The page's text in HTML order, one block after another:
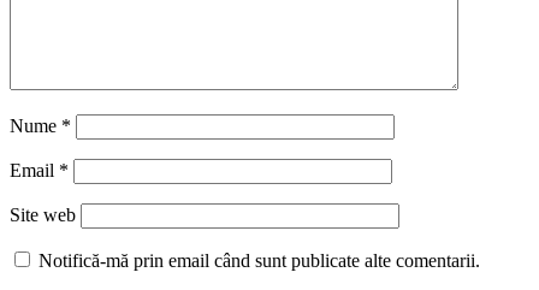
Nume *
Email *
Site web
Notifică-mă prin email când sunt publicate alte comentarii.